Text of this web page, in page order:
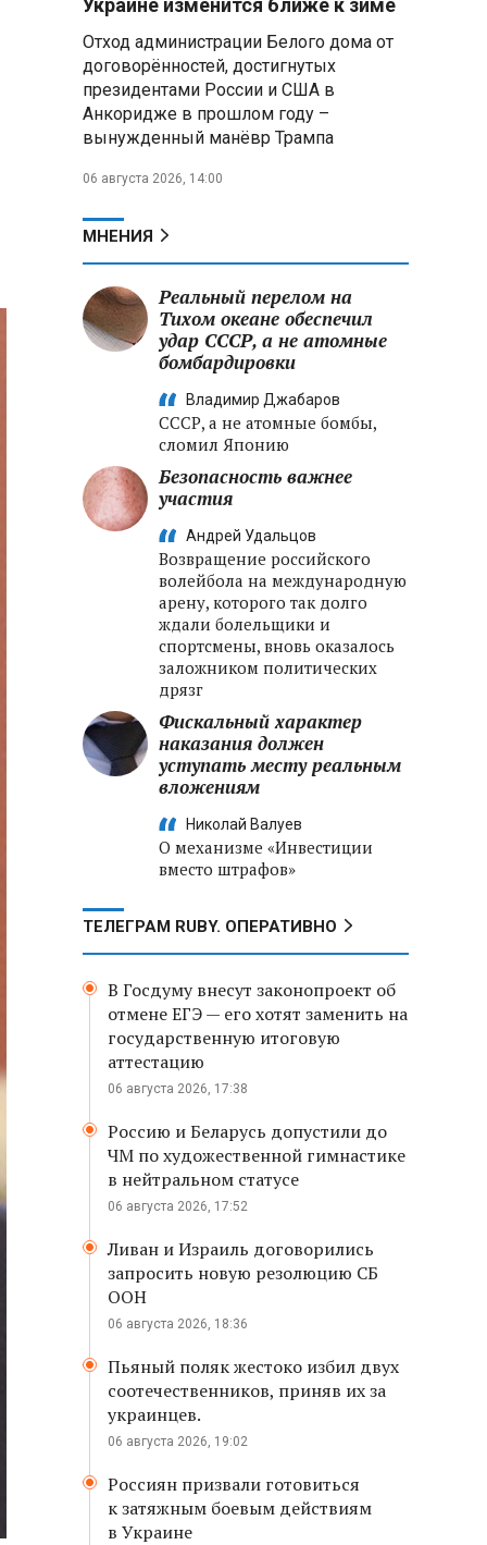
Президент Алжира готовится
к визиту в Беларусь — МИД
Алжира
300 жителей Курской области,
неизвестной
Второй энергоблок БелАЭС
вновь вышел на номинальную
мощность после диагностики
оборудования
Украине изменится ближе к зиме
Отход администрации Белого дома от
договорённостей, достигнутых
президентами России и США в
Анкоридже в прошлом году –
вынужденный манёвр Трампа
06 августа 2026, 14:00
МНЕНИЯ
Реальный перелом на
Тихом океане обеспечил
удар СССР, а не атомные
бомбардировки
Владимир Джабаров
СССР, а не атомные бомбы,
сломил Японию
Безопасность важнее
участия
Андрей Удальцов
Возвращение российского
волейбола на международную
арену, которого так долго
ждали болельщики и
спортсмены, вновь оказалось
заложником политических
дрязг
Фискальный характер
наказания должен
уступать месту реальным
вложениям
Николай Валуев
О механизме «Инвестиции
вместо штрафов»
ТЕЛЕГРАМ RUBY. ОПЕРАТИВНО
В Госдуму внесут законопроект об
отмене ЕГЭ — его хотят заменить на
государственную итоговую
аттестацию
06 августа 2026, 17:38
Россию и Беларусь допустили до
ЧМ по художественной гимнастике
в нейтральном статусе
06 августа 2026, 17:52
Ливан и Израиль договорились
запросить новую резолюцию СБ
ООН
06 августа 2026, 18:36
Пьяный поляк жестоко избил двух
соотечественников, приняв их за
украинцев.
06 августа 2026, 19:02
Россиян призвали готовиться
к затяжным боевым действиям
в Украине